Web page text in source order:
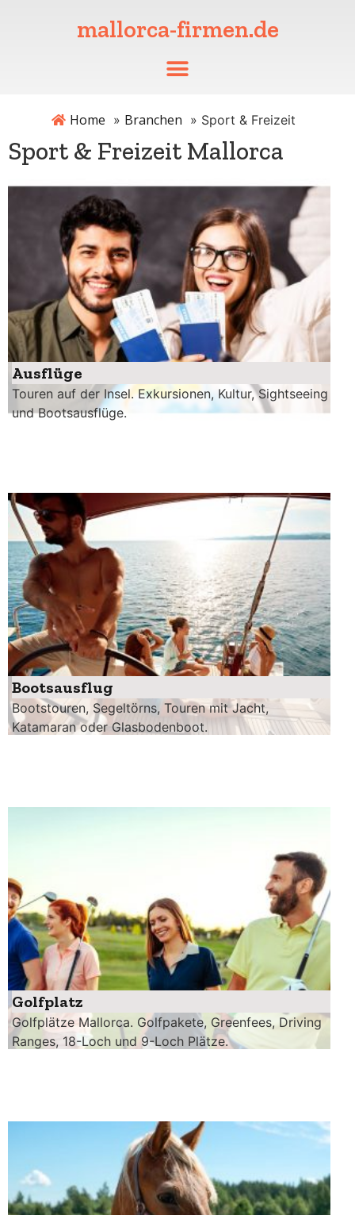
mallorca-firmen.de
Home » Branchen » Sport & Freizeit
Sport & Freizeit Mallorca
Ausflüge
Touren auf der Insel. Exkursionen, Kultur, Sightseeing
und Bootsausflüge.
Bootsausflug
Bootstouren, Segeltörns, Touren mit Jacht,
Katamaran oder Glasbodenboot.
Golfplatz
Golfplätze Mallorca. Golfpakete, Greenfees, Driving
Ranges, 18-Loch und 9-Loch Plätze.